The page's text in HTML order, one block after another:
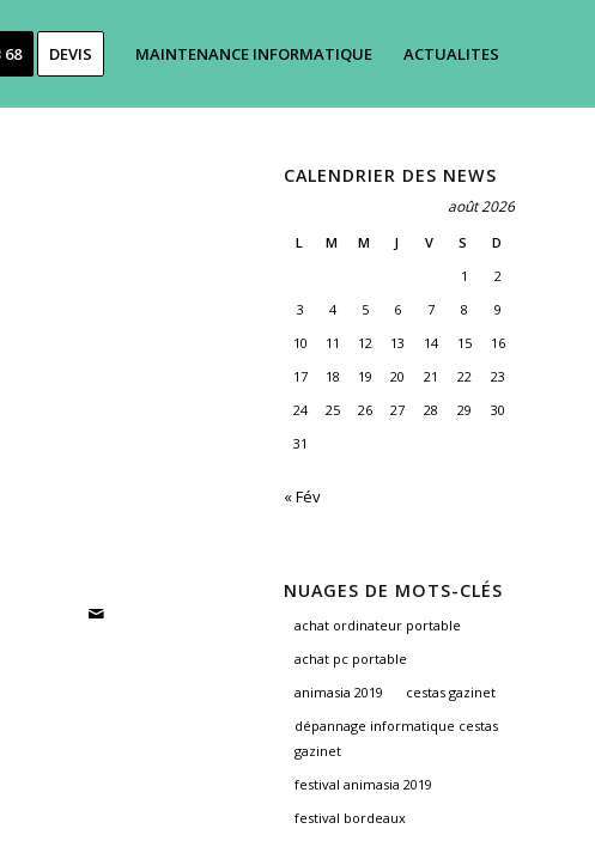
68 DEVIS MAINTENANCE INFORMATIQUE ACTUALITES
CALENDRIER DES NEWS
août 2026
L M M J V S
D
1
2
3
4 5 6 7 8
9
10
11 12 13 14 15
16
17
18 19 20 21 22
23
24
25 26 27 28 29
30
31
« Fév
NUAGES DE MOTS-CLÉS
achat ordinateur portable
achat pc portable
animasia 2019
cestas gazinet
dépannage informatique cestas
gazinet
festival animasia 2019
festival bordeaux